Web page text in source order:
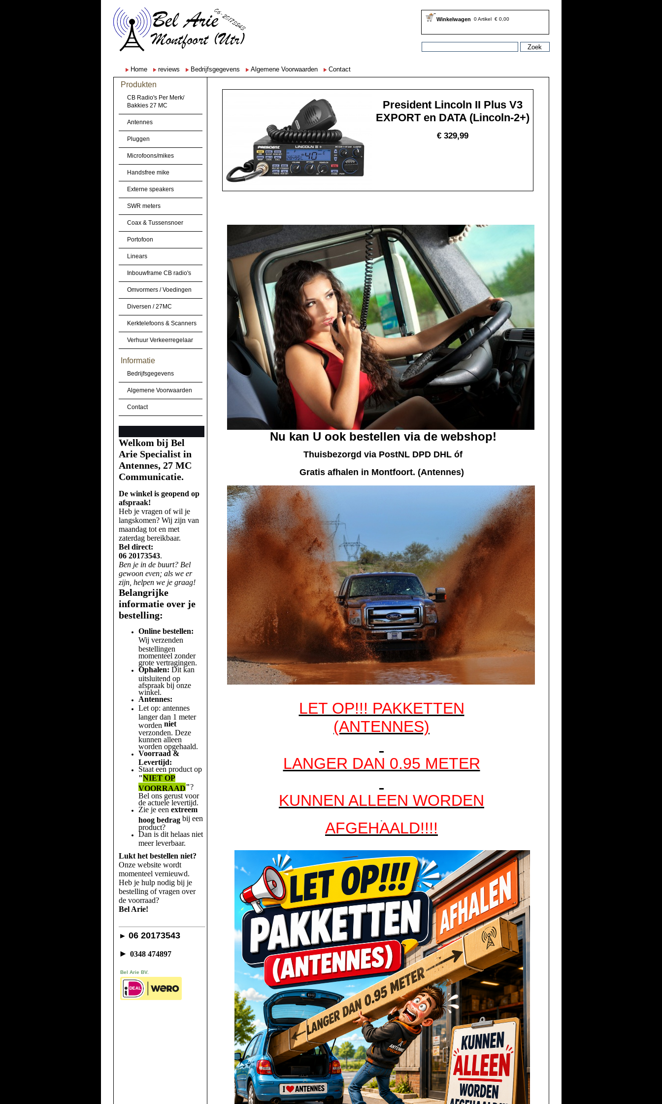
Winkelwagen 0 Artikel € 0,00
Home reviews Bedrijfsgegevens Algemene Voorwaarden Contact
Produkten
CB Radio's Per Merk/
Bakkies 27 MC
Antennes
Pluggen
Microfoons/mikes
Handsfree mike
Externe speakers
SWR meters
Coax & Tussensnoer
Portofoon
Linears
Inbouwframe CB radio's
Omvormers / Voedingen
Diversen / 27MC
Kerktelefoons & Scanners
Verhuur Verkeerregelaar
Informatie
Bedrijfsgegevens
Algemene Voorwaarden
Contact
Welkom bij Bel
Arie Specialist in
Antennes, 27 MC
Communicatie.
De winkel is geopend op
afspraak!
Heb je vragen of wil je
langskomen? Wij zijn van
maandag tot en met
zaterdag bereikbaar.
Bel direct:
06 20173543.
Ben je in de buurt? Bel
gewoon even; als we er
zijn, helpen we je graag!
Belangrijke
informatie over je
bestelling:
Online bestellen:
Wij verzenden
bestellingen
momenteel zonder
grote vertragingen.
Ophalen: Dit kan
uitsluitend op
afspraak bij onze
winkel.
Antennes:
Let op: antennes
langer dan 1 meter
worden niet
verzonden. Deze
kunnen alleen
worden opgehaald.
Voorraad &
Levertijd:
Staat een product op
"NIET OP
VOORRAAD"?
Bel ons gerust voor
de actuele levertijd.
Zie je een extreem
hoog bedragbij een
product?
Dan is dit helaas niet
meer leverbaar.
Lukt het bestellen niet?
Onze website wordt
momenteel vernieuwd.
Heb je hulp nodig bij je
bestelling of vragen over
de voorraad?
Bel Arie!
► 06 20173543
► 0348 474897
Bel Arie BV.
Nu kan U ook bestellen via de webshop!
Thuisbezorgd via PostNL DPD DHL óf
Gratis afhalen in Montfoort. (Antennes)
LET OP!!! PAKKETTEN
(ANTENNES)
LANGER DAN 0.95 METER
KUNNEN ALLEEN WORDEN
AFGEHAALD!!!!